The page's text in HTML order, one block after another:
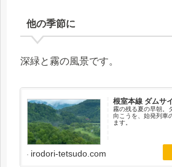
他の季節に
深緑と霧の風景です。
根室本線 ダムサ
霧の残る夏の早朝。
向こうを、始発列車
ます。
irodori-tetsudo.com